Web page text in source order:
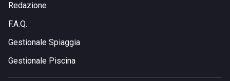
Redazione
F.A.Q.
Gestionale Spiaggia
Gestionale Piscina